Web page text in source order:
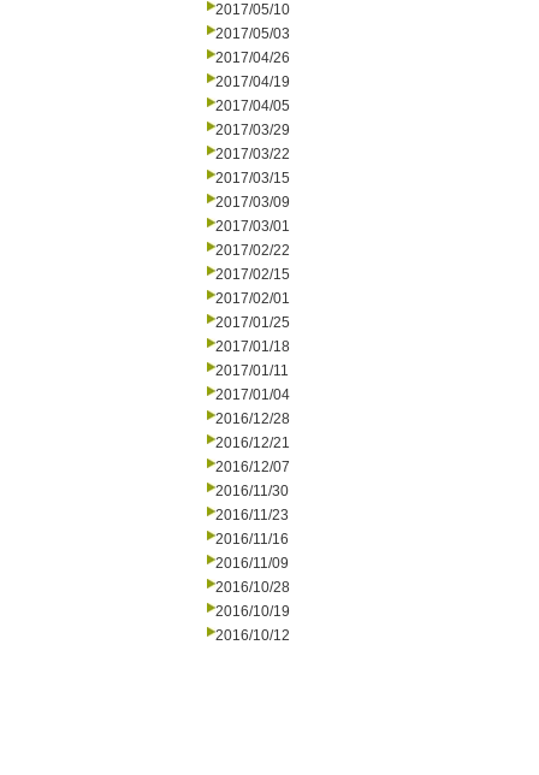
2017/05/10
2017/05/03
2017/04/26
2017/04/19
2017/04/05
2017/03/29
2017/03/22
2017/03/15
2017/03/09
2017/03/01
2017/02/22
2017/02/15
2017/02/01
2017/01/25
2017/01/18
2017/01/11
2017/01/04
2016/12/28
2016/12/21
2016/12/07
2016/11/30
2016/11/23
2016/11/16
2016/11/09
2016/10/28
2016/10/19
2016/10/12